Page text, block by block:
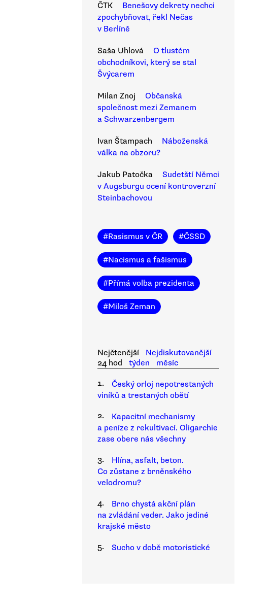
ČTK
Benešovy dekrety nechci
zpochybňovat, řekl Nečas
v Berlíně
Saša Uhlová
O tlustém
obchodníkovi, který se stal
Švýcarem
Milan Znoj
Občanská
společnost mezi Zemanem
a Schwarzenbergem
Ivan Štampach
Náboženská
válka na obzoru?
Jakub Patočka
Sudetští Němci
v Augsburgu ocení kontroverzní
Steinbachovou
#Rasismus v ČR #ČSSD
#Nacismus a fašismus
#Přímá volba prezidenta
#Miloš Zeman
Nejčtenější
Nejdiskutovanější
24 hod
týden
měsíc
1.
Český orloj nepotrestaných
viníků a trestaných obětí
2.
Kapacitní mechanismy
a peníze z rekultivací. Oligarchie
zase obere nás všechny
3.
Hlína, asfalt, beton.
Co zůstane z brněnského
velodromu?
4.
Brno chystá akční plán
na zvládání veder. Jako jediné
krajské město
5.
Sucho v době motoristické